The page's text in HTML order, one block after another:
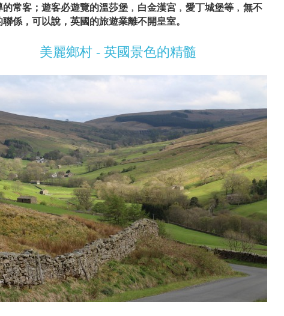
常客；遊客必遊覽的溫莎堡﹐白金漢宮﹐愛丁城堡等﹐無不
係，可以說，英國的旅遊業離不開皇室。
- 英國景色的精髓